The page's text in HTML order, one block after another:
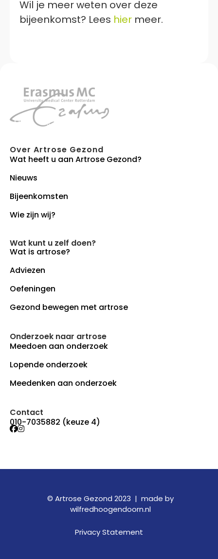
Wil je meer weten over deze
bijeenkomst? Lees hier meer.
Over Artrose Gezond
Wat heeft u aan Artrose Gezond?
Nieuws
Bijeenkomsten
Wie zijn wij?
Wat kunt u zelf doen?
Wat is artrose?
Adviezen
Oefeningen
Gezond bewegen met artrose
Onderzoek naar artrose
Meedoen aan onderzoek
Lopende onderzoek
Meedenken aan onderzoek
Contact
010-7035882 (keuze 4)
© Artrose Gezond 2023 | made by
wilfredhoogendoorn.nl
Privacy Statement